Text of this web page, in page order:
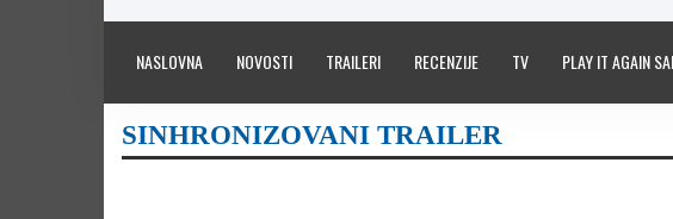
NASLOVNA NOVOSTI TRAILERI RECENZIJE TV PLAY IT AGAIN
SINHRONIZOVANI TRAILER